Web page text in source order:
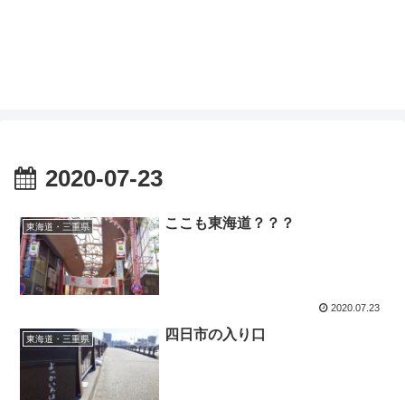
2020-07-23
東海道・三重県 ここも東海道？？？
2020.07.23
東海道・三重県 四日市の入り口